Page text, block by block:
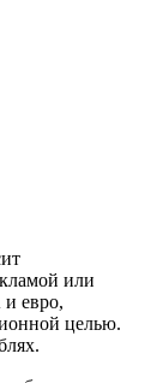
или
евро,
целью.